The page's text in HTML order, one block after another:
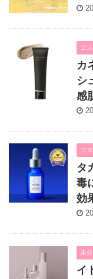
コ
カ
シ
感
コ
タ
毒
効
未
イ